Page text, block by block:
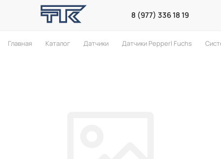
8 (977) 336 18 19
Главная Каталог Датчики Датчики Pepperl Fuchs